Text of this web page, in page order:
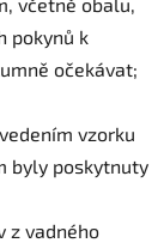
pokynů k
očekávat;
vzorku
byly poskytnuty
z vadného